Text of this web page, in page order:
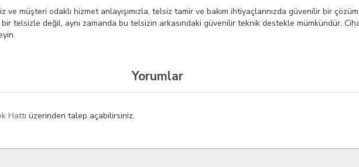
müşteri odaklı hizmet anlayışımızla, telsiz tamir ve bakım ihtiyaçlarınızda güvenilir bir
telsizle değil, aynı zamanda bu telsizin arkasındaki güvenilir teknik destekle mümkündür.
Yorumlar
Hattı üzerinden talep açabilirsiniz.